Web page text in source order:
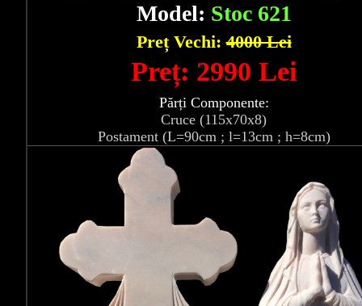
Model: Stoc 621
Preț Vechi:4000 Lei
Preț: 2990 Lei
Părți Componente:
Cruce (115x70x8)
Postament (L=90cm ; l=13cm ; h=8cm)